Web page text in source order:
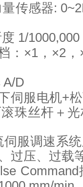
传感器:
1/1000,000
：×1 ，×2
A/D
伺服电机+
珠丝杆＋
服调速系
过压、过载
Command